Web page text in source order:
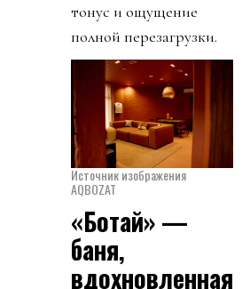
тонус и ощущение
полной перезагрузки.
Источник изображения
AQBOZAT
«Ботай» —
баня,
вдохновленная